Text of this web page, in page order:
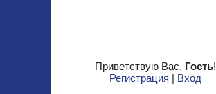
Приветствую Вас, Гость!
Регистрация | Вход